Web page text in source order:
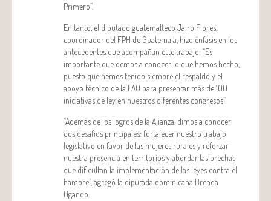
Primero”.
En tanto, el diputado guatemalteco Jairo Flores,
coordinador del FPH de Guatemala, hizo énfasis en los
antecedentes que acompañan este trabajo: “Es
importante que demos a conocer lo que hemos hecho,
puesto que hemos tenido siempre el respaldo y el
apoyo técnico de la FAO para presentar más de 100
iniciativas de ley en nuestros diferentes congresos”.
“Además de los logros de la Alianza, dimos a conocer
dos desafíos principales: fortalecer nuestro trabajo
legislativo en favor de las mujeres rurales y reforzar
nuestra presencia en territorios y abordar las brechas
que dificultan la implementación de las leyes contra el
hambre”, agregó la diputada dominicana Brenda
Ogando.